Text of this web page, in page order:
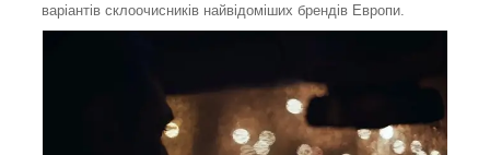
варіантів склоочисників найвідоміших брендів Европи.